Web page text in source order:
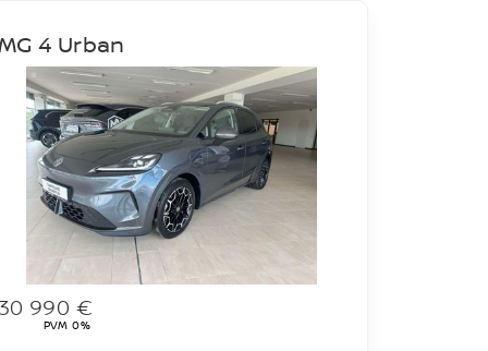
4 Urban
990 €
PVM 0%